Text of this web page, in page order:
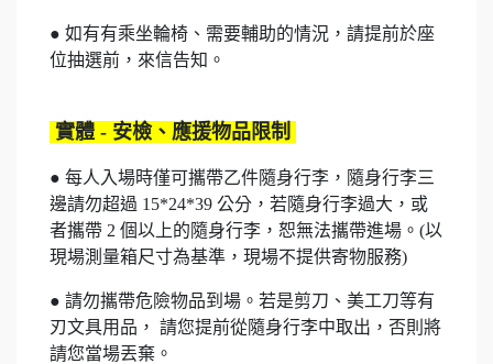
● 如有有乘坐輪椅、需要輔助的情況，請提前於座
位抽選前，來信告知。
實體 - 安檢、應援物品限制
● 每人入場時僅可攜帶乙件隨身行李，隨身行李三
邊請勿超過 15*24*39 公分，若隨身行李過大，或
者攜帶 2 個以上的隨身行李，恕無法攜帶進場。(以
現場測量箱尺寸為基準，現場不提供寄物服務)
● 請勿攜帶危險物品到場。若是剪刀、美工刀等有
刃文具用品， 請您提前從隨身行李中取出，否則將
請您當場丟棄。